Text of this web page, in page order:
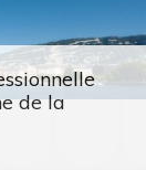
de la